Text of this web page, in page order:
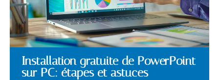
Installation gratuite de PowerPoint
sur PC: étapes et astuces